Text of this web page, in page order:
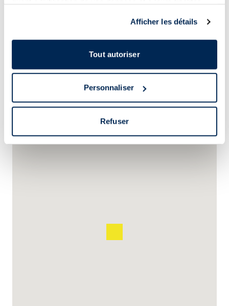
tout moment en consultant la Déclaration relative aux
cookies ou en cliquant sur l'icône de confidentialité.
géographique qui peuvent être précises à plusieurs
mètres près
pour en relever les caractéristiques spécifiques
(empreintes digitales).
Les cookies nous permettent de personnaliser le contenu
et les annonces, d'offrir des fonctionnalités relatives aux
Afficher les détails
Tout autoriser
Personnaliser
Refuser